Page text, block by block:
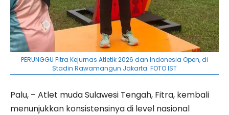
PERUNGGU Fitra Kejurnas Atletik 2026 dan Indonesia Open, di
Stadin Rawamangun Jakarta. FOTO IST
Palu, – Atlet muda Sulawesi Tengah, Fitra, kembali
menunjukkan konsistensinya di level nasional